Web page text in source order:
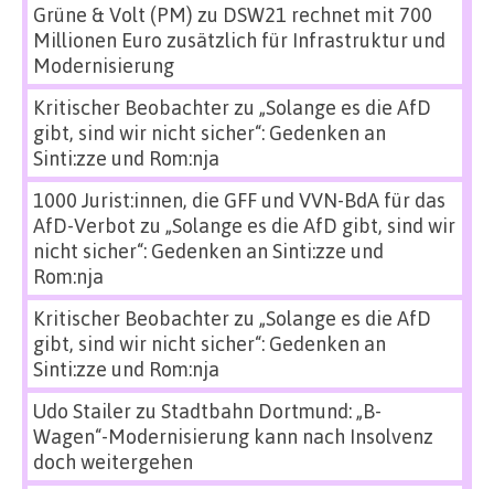
Grüne & Volt (PM) zu DSW21 rechnet mit 700
Millionen Euro zusätzlich für Infrastruktur und
Modernisierung
Kritischer Beobachterzu „Solange es die AfD
gibt, sind wir nicht sicher“: Gedenken an
Sinti:zze und Rom:nja
1000 Jurist:innen, die GFF und VVN-BdA für das
AfD-Verbot zu „Solange es die AfD gibt, sind wir
nicht sicher“: Gedenken an Sinti:zze und
Rom:nja
Kritischer Beobachterzu „Solange es die AfD
gibt, sind wir nicht sicher“: Gedenken an
Sinti:zze und Rom:nja
Udo Stailerzu Stadtbahn Dortmund: „B-
Wagen“-Modernisierung kann nach Insolvenz
doch weitergehen